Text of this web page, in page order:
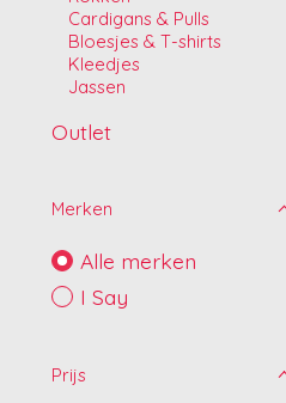
Cardigans & Pulls
Bloesjes & T-shirts
Kleedjes
Jassen
Outlet
Merken
Alle merken
I Say
Prijs